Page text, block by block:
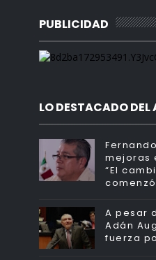
PUBLICIDAD
LO DESTACADO DEL
mejoras
“El
A pesar
Adán
fuerza